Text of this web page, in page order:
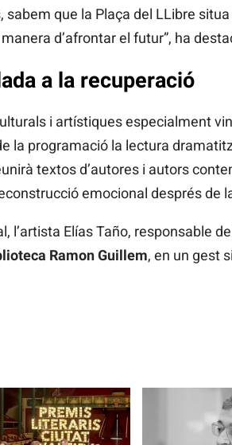
que la Plaça del LLibre
d’afrontar el futur”, ha
a la recuperació
i artístiques especialment
la programació la lectura
textos d’autores i autors
emocional després de
l’artista Elías Taño, responsable
Ramon Guillem, en un gest